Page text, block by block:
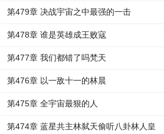
第479章 决战宇宙之中最强的一击
第478章 谁是英雄成王败寇
第477章 我们都错了吗梵天
第476章 以一敌十一的林晨
第475章 全宇宙最狠的人
第474章 蓝星共主林弑天偷听八卦林人皇